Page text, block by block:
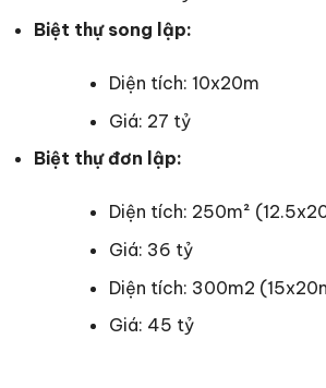
Biệt thự song lập:
Diện tích: 10x20m
Giá: 27 tỷ
Biệt thự đơn lập:
Diện tích: 250m²
Giá: 36 tỷ
Diện tích: 300m2
Giá: 45 tỷ